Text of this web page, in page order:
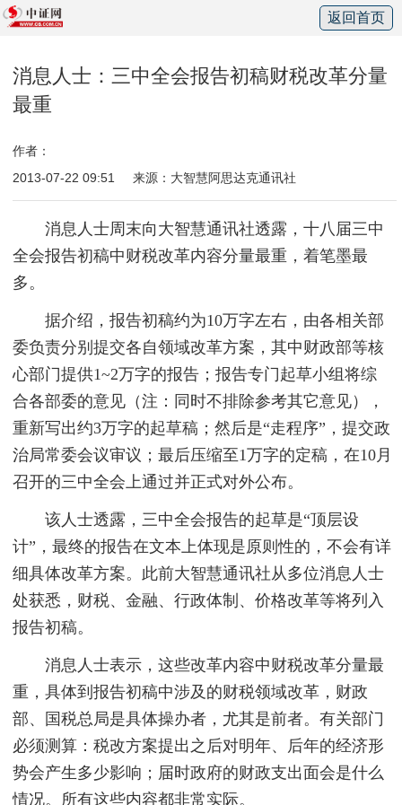
返回首页
消息人士：三中全会报告初稿财税改革分量
最重
作者：
2013-07-22 09:51
来源：大智慧阿思达克通讯社
消息人士周末向大智慧通讯社透露，十八届三中
全会报告初稿中财税改革内容分量最重，着笔墨最
多。
据介绍，报告初稿约为10万字左右，由各相关部
委负责分别提交各自领域改革方案，其中财政部等核
心部门提供1~2万字的报告；报告专门起草小组将综
合各部委的意见（注：同时不排除参考其它意见），
重新写出约3万字的起草稿；然后是“走程序”，提交政
治局常委会议审议；最后压缩至1万字的定稿，在10月
召开的三中全会上通过并正式对外公布。
该人士透露，三中全会报告的起草是“顶层设
计”，最终的报告在文本上体现是原则性的，不会有详
细具体改革方案。此前大智慧通讯社从多位消息人士
处获悉，财税、金融、行政体制、价格改革等将列入
报告初稿。
消息人士表示，这些改革内容中财税改革分量最
重，具体到报告初稿中涉及的财税领域改革，财政
部、国税总局是具体操办者，尤其是前者。有关部门
必须测算：税改方案提出之后对明年、后年的经济形
势会产生多少影响；届时政府的财政支出面会是什么
情况。所有这些内容都非常实际。